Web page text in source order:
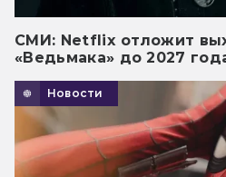
СМИ: Netflix отложит
«Ведьмака» до 2027
Новости